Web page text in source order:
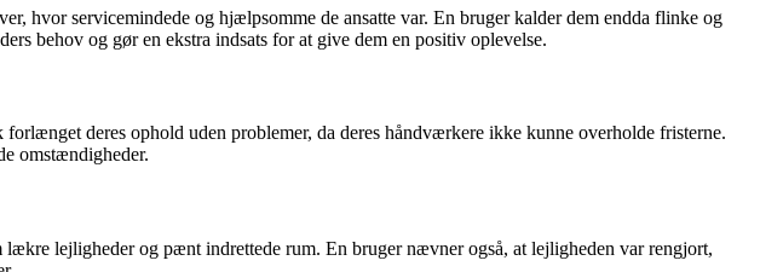
hvor servicemindede og hjælpsomme de ansatte var. En bruger kalder dem endda flinke og
behov og gør en ekstra indsats for at give dem en positiv oplevelse.
deres ophold uden problemer, da deres håndværkere ikke kunne overholde fristerne.
omstændigheder.
lejligheder og pænt indrettede rum. En bruger nævner også, at lejligheden var rengjort,